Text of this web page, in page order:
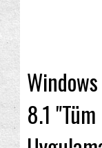
8.1 "Tüm